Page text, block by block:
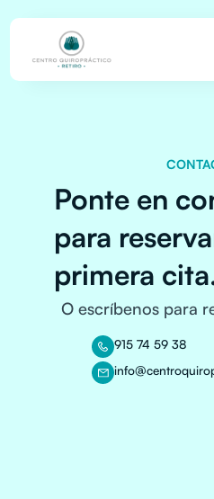
Ponte en
para
primera
O escríbenos para
915 74 59 38